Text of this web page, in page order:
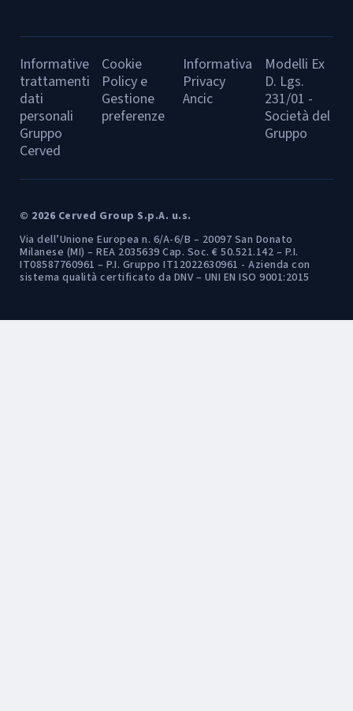
Informative
trattamenti
dati
personali
Gruppo
Cerved
Cookie
Policy e
Gestione
preferenze
Informativa
Privacy
Ancic
Modelli Ex
D. Lgs.
231/01 -
Società del
Gruppo
© 2026 Cerved Group S.p.A. u.s.
Via dell’Unione Europea n. 6/A-6/B – 20097 San Donato
Milanese (MI) – REA 2035639 Cap. Soc. € 50.521.142 – P.I.
IT08587760961 – P.I. Gruppo IT12022630961 - Azienda con
sistema qualità certificato da DNV – UNI EN ISO 9001:2015